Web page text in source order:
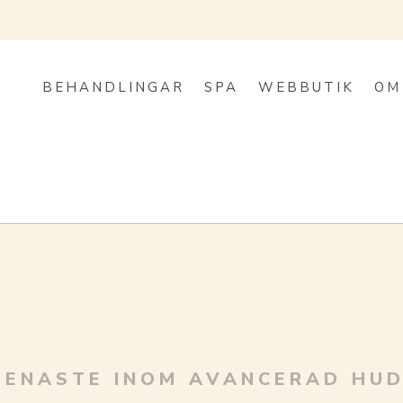
BEHANDLINGAR SPA WEBBUTIK
INOM AVANCERAD